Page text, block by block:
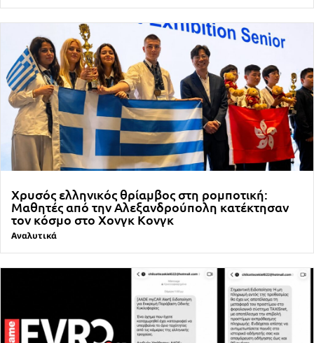
Χρυσός ελληνικός θρίαμβος στη ρομποτική:
Μαθητές από την Αλεξανδρούπολη κατέκτησαν
τον κόσμο στο Χονγκ Κονγκ
Αναλυτικά